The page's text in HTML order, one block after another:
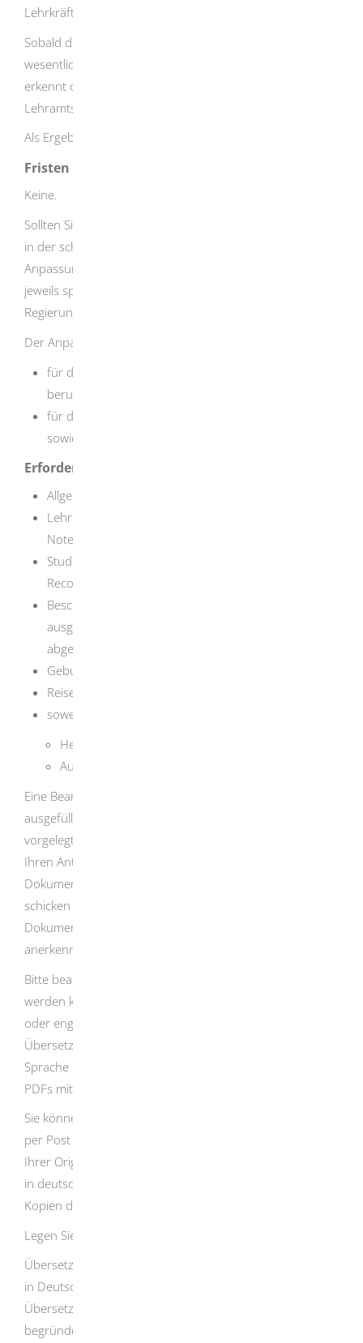
Lehrkräfte statt.
Sobald die Nachweise über den Ausgleich der
wesentlichen Unterschiede erbracht worden sind,
erkennt das Regierungspräsidium Ihren
Lehramtsabschluss als gleichwertig an.
Als Ergebnis erhalten Sie einen schriftlichen Bescheid.
Fristen
Keine.
Sollten Sie sich zum Ausgleich wesentlicher Unterschiede
in der schulpraktischen Ausbildung für einen
Anpassungslehrgang entscheiden, müssen Sie dies bis
jeweils spätestens 1. August der Anerkennungsstelle bei
Regierungspräsidium Tübingen mitteilen.
Der Anpassungslehrgang beginnt
für die Lehrämter Gymnasium beziehungsweise
berufliche Schulen nach den Weihnachtsferien und
für die Lehrämter Grundschule, Sekundarstufe I
sowie Sonderpädagogik im Februar.
Erforderliche Unterlagen
Allgemeine Hochschulreife
Lehramtsdiplom, Zeugnis, Unterrichtserlaubnis mit
Notenaufstellung
Studienindex, „Diploma Supplement“,„Transcript of
Records"
Bescheinigung über die Dauer und Art bisher
ausgeübter beruflicher Tätigkeiten als Lehrkraft nach
abgeschlossener Lehrerausbildung
Geburtsurkunde
Reisepass
soweit vorhanden
Heiratsurkunde, Scheidungsurkunde
Aufenthaltsgenehmigung
Eine Bearbeitung kann nur mit dem vollständig
ausgefüllten Antragsformular sowie mit den vollständig
vorgelegten Unterlagen erfolgen. Gerne können Sie uns
Ihren Antrag zusammen mit den erforderlichen
Dokumenten elektronisch übermitteln. In diesem Falle
schicken Sie uns den Antrag mit den oben genannten
Dokumenten
anerkennung@rpt.bwl.de
Bitte beachten Sie, dass hier nur PDF-Dateien akzeptiert
werden können. Sofern die Unterlagen nicht in deutscher
oder englischer Sprache ausgestellt wurden, sind
Übersetzungen wahlweise in deutscher oder englischer
Sprache beizufügen.
PDFs mit einer Bezeichnung des jeweiligen Inhalts.
Sie können uns Ihren Antrag und Ihre Unterlagen auch
per Post zusenden. In diesem Fall senden Sie uns Kopien
Ihrer Originaldokumente und, sofern die Unterlagen nicht
in deutscher oder englischer Sprache abgefasst sind, die
Kopien der amtlich beglaubigten Übersetzungen.
Legen Sie Ihrem Antrag keine Originaldokumente bei!
Übersetzungen müssen von einer Person erstellt sein, die
in Deutschland oder im Ausland zum Dolmetschen oder
Übersetzen öffentlich bestellt
begründeten Ausnahmefällen kann d